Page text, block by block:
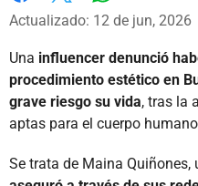
Facebook
X
Actualizado: 12 de jun, 2026
Una influencer denunció
procedimiento estético en
grave riesgo su vida, tras la
aptas para el cuerpo
Se trata de Maina